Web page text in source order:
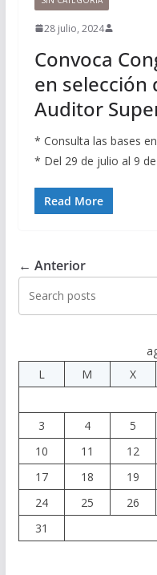
28 julio, 2024
Convoca
en selección
Auditor
* Consulta las bases
* Del 29 de julio al 9
Read More
← Anterior
L
M X
3
4 5
10
11 12
17
18 19
24
25 26
31